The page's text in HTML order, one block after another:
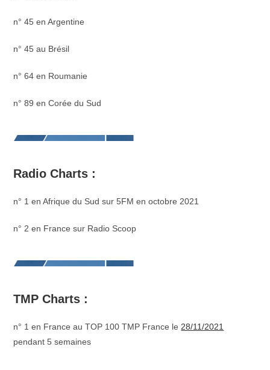
n° 45 en Argentine
n° 45 au Brésil
n° 64 en Roumanie
n° 89 en Corée du Sud
Radio Charts :
n° 1 en Afrique du Sud sur 5FM en octobre 2021
n° 2 en France sur Radio Scoop
TMP Charts :
n° 1 en France au TOP 100 TMP France le 28/11/2021
pendant 5 semaines